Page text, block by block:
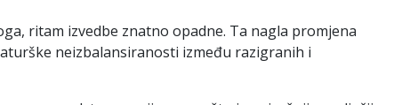
ritam izvedbe znatno opadne. Ta nagla promjena
neizbalansiranosti između razigranih i